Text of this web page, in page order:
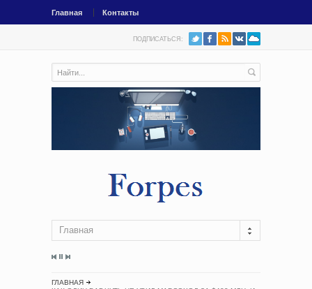
Главная Контакты
ПОДПИСАТЬСЯ:
Главная
ГЛАВНАЯ